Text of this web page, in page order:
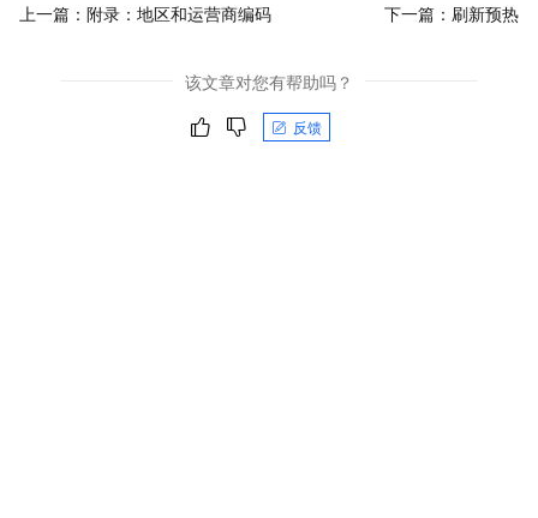
上一篇： 附录：地区和运营商编码 下一篇： 刷新预热
该文章对您有帮助吗？
反馈